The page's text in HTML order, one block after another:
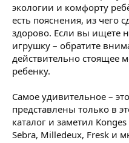
экологии и комфорту
есть пояснения, из чего
здорово. Если вы ищете
игрушку – обратите
действительно стоящее
ребенку.
Самое удивительное –
представлены только в
каталог и заметил
Sebra, Milledeux, Fresk и